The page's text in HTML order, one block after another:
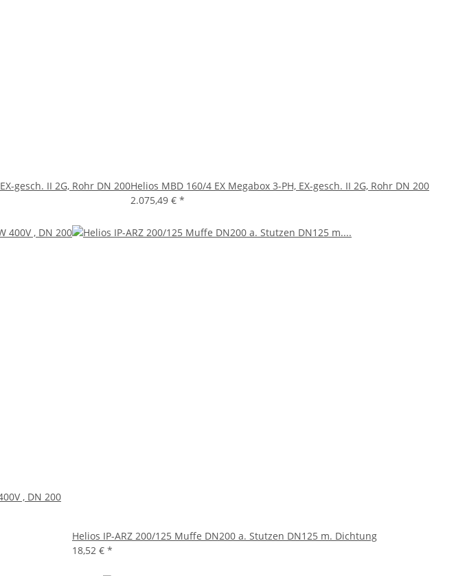
gesch. II 2G, Rohr DN 200Helios MBD 160/4 EX Megabox 3-PH, EX-gesch. II 2G, Rohr DN 200
2.075,49 € *
, DN 200
Helios IP-ARZ 200/125 Muffe DN200 a. Stutzen DN125 m. Dichtung
18,52 € *